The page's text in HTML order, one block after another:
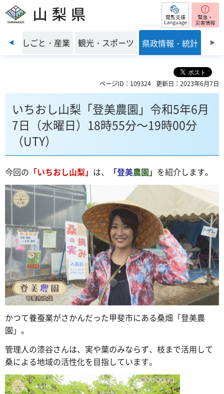
山梨県 閲覧支援
前のスライドを表示
境 しごと・産業 観光・スポーツ 県政情報・統計
ページID：109324 更新日：2023年6月7日
いちおし山梨「登美農園」令和5年6月
7日（水曜日）18時55分～19時00分
（UTY）
今回の 「いちおし山梨」 は、 「登美農園」 を紹介します。
かつて養蚕業がさかんだった甲斐市にある桑畑「登美農
園」。
管理人の漆谷さんは、実や葉のみならず、枝まで活用して
桑による地域の活性化を目指しています。